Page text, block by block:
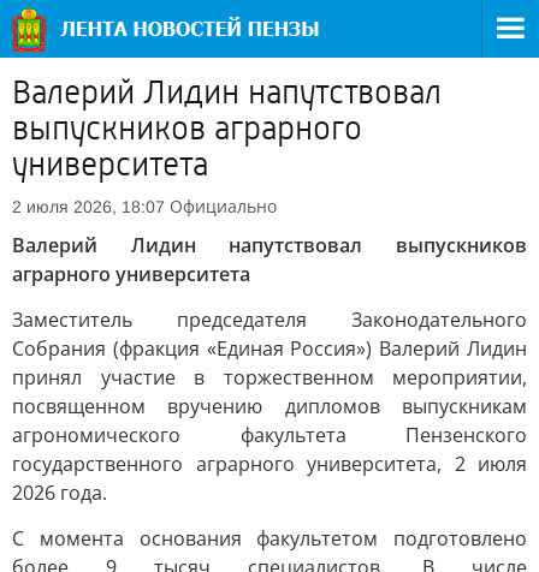
Валерий Лидин напутствовал
выпускников аграрного
университета
2 июля 2026, 18:07 Официально
Валерий Лидин напутствовал выпускников
аграрного университета
Заместитель председателя Законодательного
Собрания (фракция «Единая Россия») Валерий Лидин
принял участие в торжественном мероприятии,
посвященном вручению дипломов выпускникам
агрономического факультета Пензенского
государственного аграрного университета, 2 июля
2026 года.
С момента основания факультетом подготовлено